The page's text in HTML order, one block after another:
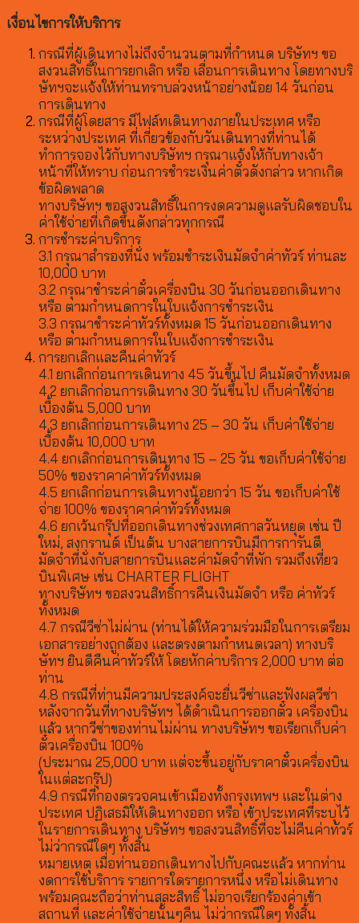
เงื่อนไขการให้บริการ
กรณีที่ผู้เดินทางไม่ถึงจำนวนตามที่กำหนด บริษัทฯ ขอ
สงวนสิทธิ์ในการยกเลิก หรือ เลื่อนการเดินทาง โดยทางบริ
ษัทฯจะแจ้งให้ท่านทราบล่วงหน้าอย่างน้อย 14 วันก่อน
การเดินทาง
กรณีที่ผู้โดยสาร มีไฟล์ทเดินทางภายในประเทศ หรือ
ระหว่างประเทศ ที่เกี่ยวข้องกับวันเดินทางที่ท่านได้
ทำการจองไว้กับทางบริษัทฯ กรุณาแจ้งให้กับทางเจ้า
หน้าที่ให้ทราบ ก่อนการชำระเงินค่าตั๋วดังกล่าว หากเกิด
ข้อผิดพลาด
ทางบริษัทฯ ขอสงวนสิทธิ์ในการงดความดูแลรับผิดชอบใน
ค่าใช้จ่ายที่เกิดขึ้นดังกล่าวทุกกรณี
การชำระค่าบริการ
3.1 กรุณาสำรองที่นั่ง พร้อมชำระเงินมัดจำค่าทัวร์ ท่านละ
10,000 บาท
3.2 กรุณาชำระค่าตั๋วเครื่องบิน 30 วันก่อนออกเดินทาง
หรือ ตามกำหนดการในใบแจ้งการชำระเงิน
3.3 กรุณาชำระค่าทัวร์ทั้งหมด 15 วันก่อนออกเดินทาง
หรือ ตามกำหนดการในใบแจ้งการชำระเงิน
การยกเลิกและคืนค่าทัวร์
4.1 ยกเลิกก่อนการเดินทาง 45 วันขึ้นไป คืนมัดจำทั้งหมด
4.2 ยกเลิกก่อนการเดินทาง 30 วันขึ้นไป เก็บค่าใช้จ่าย
เบื้องต้น 5,000 บาท
4.3 ยกเลิกก่อนการเดินทาง 25 – 30 วัน เก็บค่าใช้จ่าย
เบื้องต้น 10,000 บาท
4.4 ยกเลิกก่อนการเดินทาง 15 – 25 วัน ขอเก็บค่าใช้จ่าย
50% ของราคาค่าทัวร์ทั้งหมด
4.5 ยกเลิกก่อนการเดินทางน้อยกว่า 15 วัน ขอเก็บค่าใช้
จ่าย 100% ของราคาค่าทัวร์ทั้งหมด
4.6 ยกเว้นกรุ๊ปที่ออกเดินทางช่วงเทศกาลวันหยุด เช่น ปี
ใหม่, สงกรานต์ เป็นต้น บางสายการบินมีการการันตี
มัดจำที่นั่งกับสายการบินและค่ามัดจำที่พัก รวมถึงเที่ยว
บินพิเศษ เช่น CHARTER FLIGHT
ทางบริษัทฯ ขอสงวนสิทธิ์การคืนเงินมัดจำ หรือ ค่าทัวร์
ทั้งหมด
4.7 กรณีวีซ่าไม่ผ่าน (ท่านได้ให้ความร่วมมือในการเตรียม
เอกสารอย่างถูกต้อง และตรงตามกำหนดเวลา) ทางบริ
ษัทฯ ยินดีคืนค่าทัวร์ให้ โดยหักค่าบริการ 2,000 บาท ต่อ
ท่าน
4.8 กรณีที่ท่านมีความประสงค์จะยื่นวีซ่าและฟังผลวีซ่า
หลังจากวันที่ทางบริษัทฯ ได้ดำเนินการออกตั๋ว เครื่องบิน
แล้ว หากวีซ่าของท่านไม่ผ่าน ทางบริษัทฯ ขอเรียกเก็บค่า
ตั๋วเครื่องบิน 100%
(ประมาณ 25,000 บาท แต่จะขึ้นอยู่กับราคาตั๋วเครื่องบิน
ในแต่ละกรุ๊ป)
4.9 กรณีที่กองตรวจคนเข้าเมืองทั้งกรุงเทพฯ และในต่าง
ประเทศ ปฏิเสธมิให้เดินทางออก หรือ เข้าประเทศที่ระบุไว้
ในรายการเดินทาง บริษัทฯ ขอสงวนสิทธิ์ที่จะไม่คืนค่าทัวร์
ไม่ว่ากรณีใดๆ ทั้งสิ้น
หมายเหตุ เมื่อท่านออกเดินทางไปกับคณะแล้ว หากท่าน
งดการใช้บริการ รายการใดรายการหนึ่ง หรือไม่เดินทาง
พร้อมคณะถือว่าท่านสละสิทธิ์ ไม่อาจเรียกร้องค่าเข้า
สถานที่ และค่าใช้จ่ายนั้นๆคืน ไม่ว่ากรณีใดๆ ทั้งสิ้น